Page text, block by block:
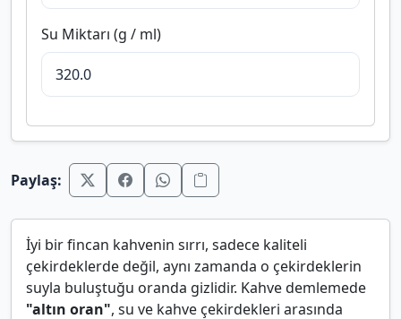
Su Miktarı (g / ml)
Paylaş:
İyi bir fincan kahvenin sırrı, sadece kaliteli
çekirdeklerde değil, aynı zamanda o çekirdeklerin
suyla buluştuğu oranda gizlidir. Kahve demlemede
"altın oran", su ve kahve çekirdekleri arasında